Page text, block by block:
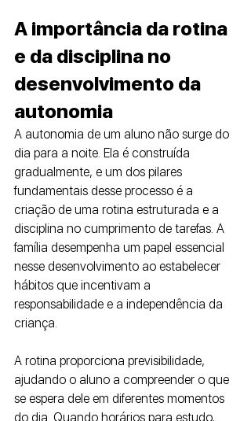
A importância da rotina
e da disciplina no
desenvolvimento da
autonomia
A autonomia de um aluno não surge do
dia para a noite. Ela é construída
gradualmente, e um dos pilares
fundamentais desse processo é a
criação de uma rotina estruturada e a
disciplina no cumprimento de tarefas. A
família desempenha um papel essencial
nesse desenvolvimento ao estabelecer
hábitos que incentivam a
responsabilidade e a independência da
criança.
A rotina proporciona previsibilidade,
ajudando o aluno a compreender o que
se espera dele em diferentes momentos
do dia. Quando horários para estudo,